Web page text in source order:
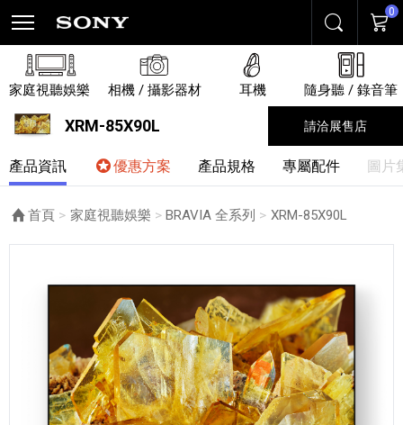
搜尋 購物
0
家庭視聽娛樂 相機 / 攝影器材 耳機 隨身聽 / 錄音筆
XRM-85X90L 請洽展售店
產品資訊 優惠方案 產品規格 專屬配件 圖片
首頁 家庭視聽娛樂 BRAVIA 全系列 目前頁面：
XRM-85X90L